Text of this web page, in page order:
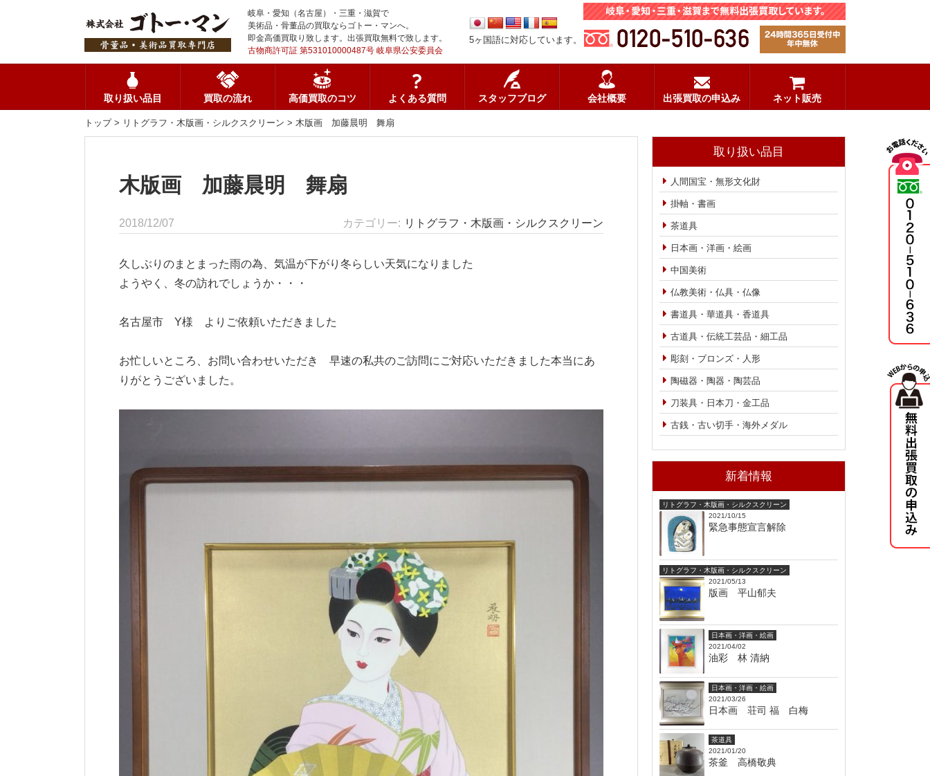
岐阜・愛知（名古屋）・三重・滋賀で
美術品・骨董品の買取ならゴトー・マンへ。
即金高価買取り致します。出張買取無料で致します。
古物商許可証 第531010000487号 岐阜県公安委員会
5ヶ国語に対応しています。
取り扱い品目 買取の流れ 高価買取のコツ よくある質問 スタッフブログ 会社概要 出張買取の申込み ネット販売
トップ> リトグラフ・木版画・シルクスクリーン > 木版画 加藤晨明 舞扇
木版画 加藤晨明 舞扇
2018/12/07 カテゴリー リトグラフ・木版画・シルクスクリーン
久しぶりのまとまった雨の為、気温が下がり冬らしい天気になりました
ようやく、冬の訪れでしょうか・・・
名古屋市 Y様 よりご依頼いただきました
お忙しいところ、お問い合わせいただき 早速の私共のご訪問にご対応いただきました本当にあ
りがとうございました。
取り扱い品目
人間国宝・無形文化財
掛軸・書画
茶道具
日本画・洋画・絵画
中国美術
仏教美術・仏具・仏像
書道具・華道具・香道具
古道具・伝統工芸品・細工品
彫刻・ブロンズ・人形
陶磁器・陶器・陶芸品
刀装具・日本刀・金工品
古銭・古い切手・海外メダル
新着情報
リトグラフ・木版画・シルクスクリーン
2021/10/15
緊急事態宣言解除
リトグラフ・木版画・シルクスクリーン
2021/05/13
版画 平山郁夫
日本画・洋画・絵画
2021/04/02
油彩 林 清納
日本画・洋画・絵画
2021/03/26
日本画 荘司 福 白梅
茶道具
2021/01/20
茶釜 高橋敬典